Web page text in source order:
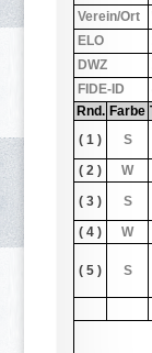
Verein/Ort
ELO
DWZ
FIDE-ID
Rnd. Farbe
( 1 )
S
( 2 )
W
( 3 )
S
( 4 )
W
( 5 ) S